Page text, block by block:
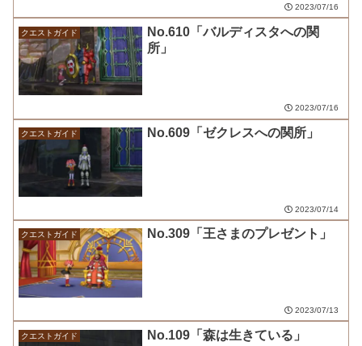
2023/07/16
クエストガイド
No.610「バルディスタへの関
所」
2023/07/16
クエストガイド No.609「ゼクレスへの関所」
2023/07/14
クエストガイド No.309「王さまのプレゼント」
2023/07/13
クエストガイド No.109「森は生きている」